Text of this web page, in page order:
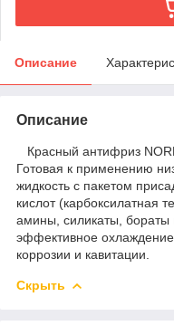
Описание
Описание
Красный антифриз
Готовая к применению
жидкость с пакетом
кислот (карбоксилатная
амины, силикаты,
эффективное
коррозии и кавитации.
Скрыть